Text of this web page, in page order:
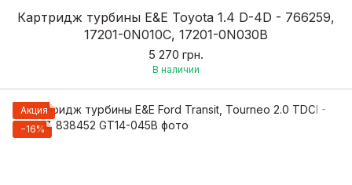
Картридж турбины E&E Toyota 1.4 D-4D - 766259,
17201-0N010C, 17201-0N030B
5 270 грн.
В наличии
Акция
−16%